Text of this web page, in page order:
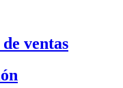
ventas